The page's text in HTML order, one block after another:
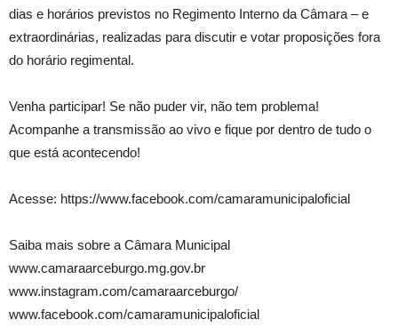
dias e horários previstos no Regimento Interno da Câmara – e
extraordinárias, realizadas para discutir e votar proposições fora
do horário regimental.
Venha participar! Se não puder vir, não tem problema!
Acompanhe a transmissão ao vivo e fique por dentro de tudo o
que está acontecendo!
Acesse: https://www.facebook.com/camaramunicipaloficial
Saiba mais sobre a Câmara Municipal
www.camaraarceburgo.mg.gov.br
www.instagram.com/camaraarceburgo/
www.facebook.com/camaramunicipaloficial